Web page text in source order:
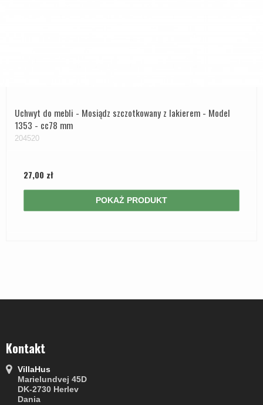
Uchwyt do mebli - Mosiądz szczotkowany z lakierem - Model
1353 - cc78 mm
204520
27,00 zł
POKAŻ PRODUKT
Kontakt
VillaHus
Marielundvej 45D
DK-2730 Herlev
Dania